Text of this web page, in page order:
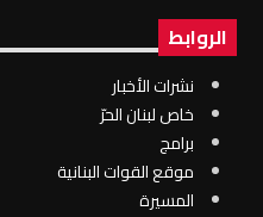
الروابط
نشرات الأخبار
خاص لبنان الحرّ
برامج
موقع القوات البنانية
المسيرة